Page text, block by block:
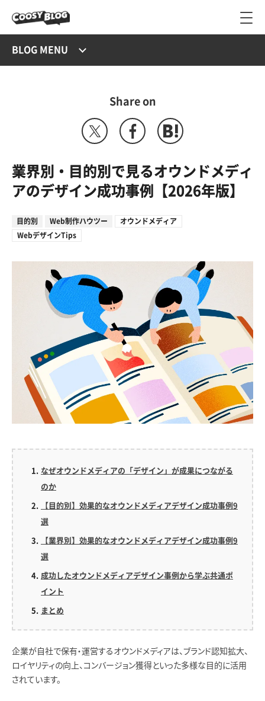
BLOG MENU
Share on
業界別・目的別で見るオウンドメディ
アのデザイン成功事例【2026年版】
目的別 Web制作ハウツー
オウンドメディア
WebデザインTips
なぜオウンドメディアの「デザイン」が成果につながる
のか
【目的別】効果的なオウンドメディアデザイン成功事例9
選
【業界別】効果的なオウンドメディアデザイン成功事例9
選
成功したオウンドメディアデザイン事例から学ぶ共通ポ
イント
まとめ
企業が自社で保有・運営するオウンドメディアは、ブランド認知拡大、
ロイヤリティの向上、コンバージョン獲得といった多様な目的に活用
されています。